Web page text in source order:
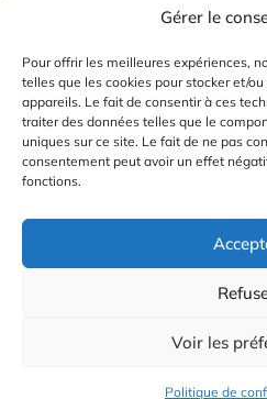
Gérer le
Pour offrir les meilleures expériences,
telles que les cookies pour stocker et/
appareils. Le fait de consentir à ces
traiter des données telles que le
uniques sur ce site. Le fait de ne pas
consentement peut avoir un effet
fonctions.
Voir les
Politique de
Mentions Légales
Gestion
© 2026